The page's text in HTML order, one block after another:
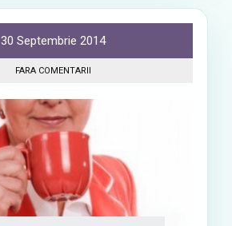
30 Septembrie 2014
FARA COMENTARII